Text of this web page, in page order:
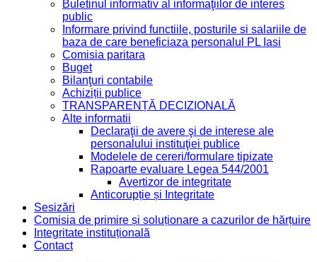
Buletinul informativ al informaţiilor de interes
public
Informare privind functiile, posturile si salariile de
baza de care beneficiaza personalul PL Iasi
Comisia paritara
Buget
Bilanţuri contabile
Achiziții publice
TRANSPARENȚĂ DECIZIONALĂ
Alte informatii
Declaraţii de avere şi de interese ale
personalului instituţiei publice
Modelele de cereri/formulare tipizate
Rapoarte evaluare Legea 544/2001
Avertizor de integritate
Anticorupție și Integritate
Sesizări
Comisia de primire și soluționare a cazurilor de hărțuire
Integritate instituțională
Contact